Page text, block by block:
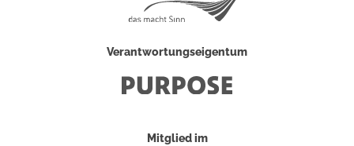
Verantwortungseigentum
Mitglied im